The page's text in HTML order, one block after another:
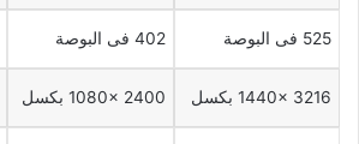
525 فى البوصة 402 فى البوصة
1440x 3216 بكسل 1080x 2400 بكسل